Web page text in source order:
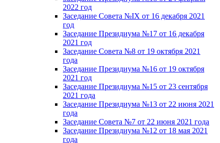
2022 год
Заседание Совета №IX от 16 декабря 2021
год
Заседание Президиума №17 от 16 декабря
2021 год
Заседание Совета №8 от 19 октября 2021
года
Заседание Президиума №16 от 19 октября
2021 год
Заседание Президиума №15 от 23 сентября
2021 года
Заседание Президиума №13 от 22 июня 2021
года
Заседание Совета №7 от 22 июня 2021 года
Заседание Президиума №12 от 18 мая 2021
года